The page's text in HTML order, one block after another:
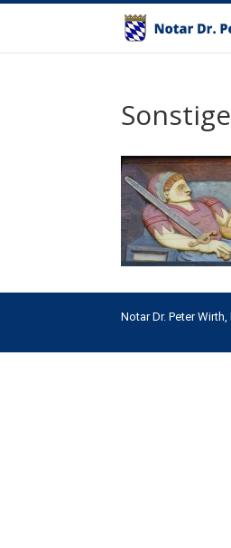
Notar Dr. Peter Wirth,